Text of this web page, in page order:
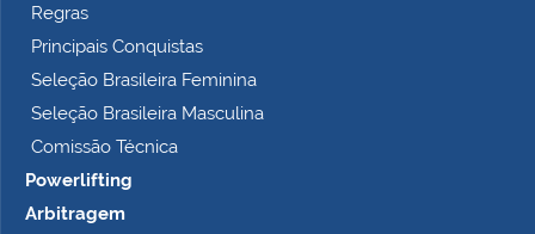
Regras
Principais Conquistas
Seleção Brasileira Feminina
Seleção Brasileira Masculina
Comissão Técnica
Powerlifting
Arbitragem